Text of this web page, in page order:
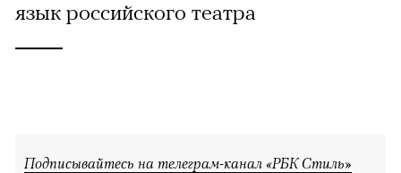
язык российского театра
Подписывайтесь на телеграм-канал «РБК Стиль»